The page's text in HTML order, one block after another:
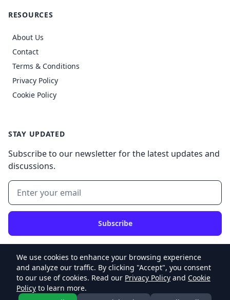
RESOURCES
About Us
Contact
Terms & Conditions
Privacy Policy
Cookie Policy
STAY UPDATED
Subscribe to our newsletter for the latest updates and
discussions.
Subscribe
© 2026 My Website v2, Inc. All rights reserved.
We use cookies to enhance your browsing experience
and analyze our traffic. By clicking "Accept", you consent
to our use of cookies. Read our Privacy Policy and Cookie
Policy to learn more.